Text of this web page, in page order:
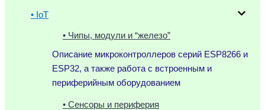
• IoT
• Чипы, модули и “железо”
Описание микроконтроллеров серий ESP8266 и
ESP32, а также работа с встроенным и
периферийным оборудованием
• Сенсоры и периферия